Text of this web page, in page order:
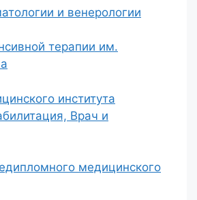
и венерологии
терапии им.
института
Врач и
медицинского